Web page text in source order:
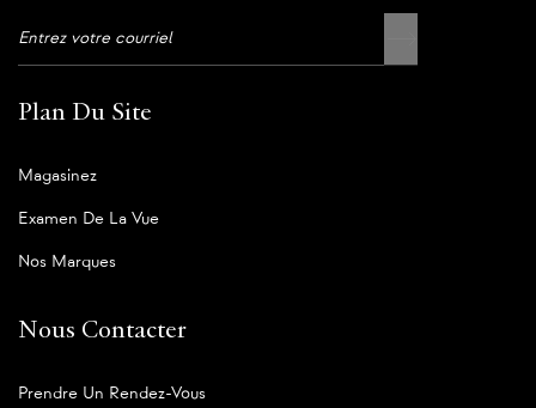
Plan Du Site
Magasinez
Examen De La Vue
Nos Marques
Nous Contacter
Prendre Un Rendez-Vous